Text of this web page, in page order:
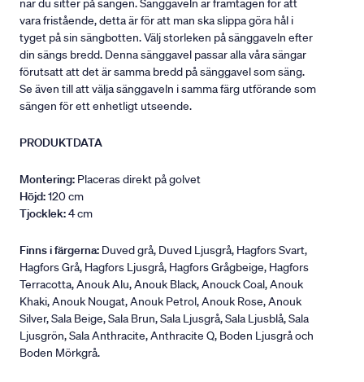
när du sitter på sängen. Sänggaveln är framtagen för att
vara fristående, detta är för att man ska slippa göra hål i
tyget på sin sängbotten. Välj storleken på sänggaveln efter
din sängs bredd. Denna sänggavel passar alla våra sängar
förutsatt att det är samma bredd på sänggavel som säng.
Se även till att välja sänggaveln i samma färg utförande som
sängen för ett enhetligt utseende.
PRODUKTDATA
Montering: Placeras direkt på golvet
Höjd:120 cm
Tjocklek:4 cm
Finns i färgerna: Duved grå, Duved Ljusgrå, Hagfors Svart,
Hagfors Grå, Hagfors Ljusgrå, Hagfors Grågbeige, Hagfors
Terracotta, Anouk Alu, Anouk Black, Anouck Coal, Anouk
Khaki, Anouk Nougat, Anouk Petrol, Anouk Rose, Anouk
Silver, Sala Beige, Sala Brun, Sala Ljusgrå, Sala Ljusblå, Sala
Ljusgrön, Sala Anthracite, Anthracite Q, Boden Ljusgrå och
Boden Mörkgrå.